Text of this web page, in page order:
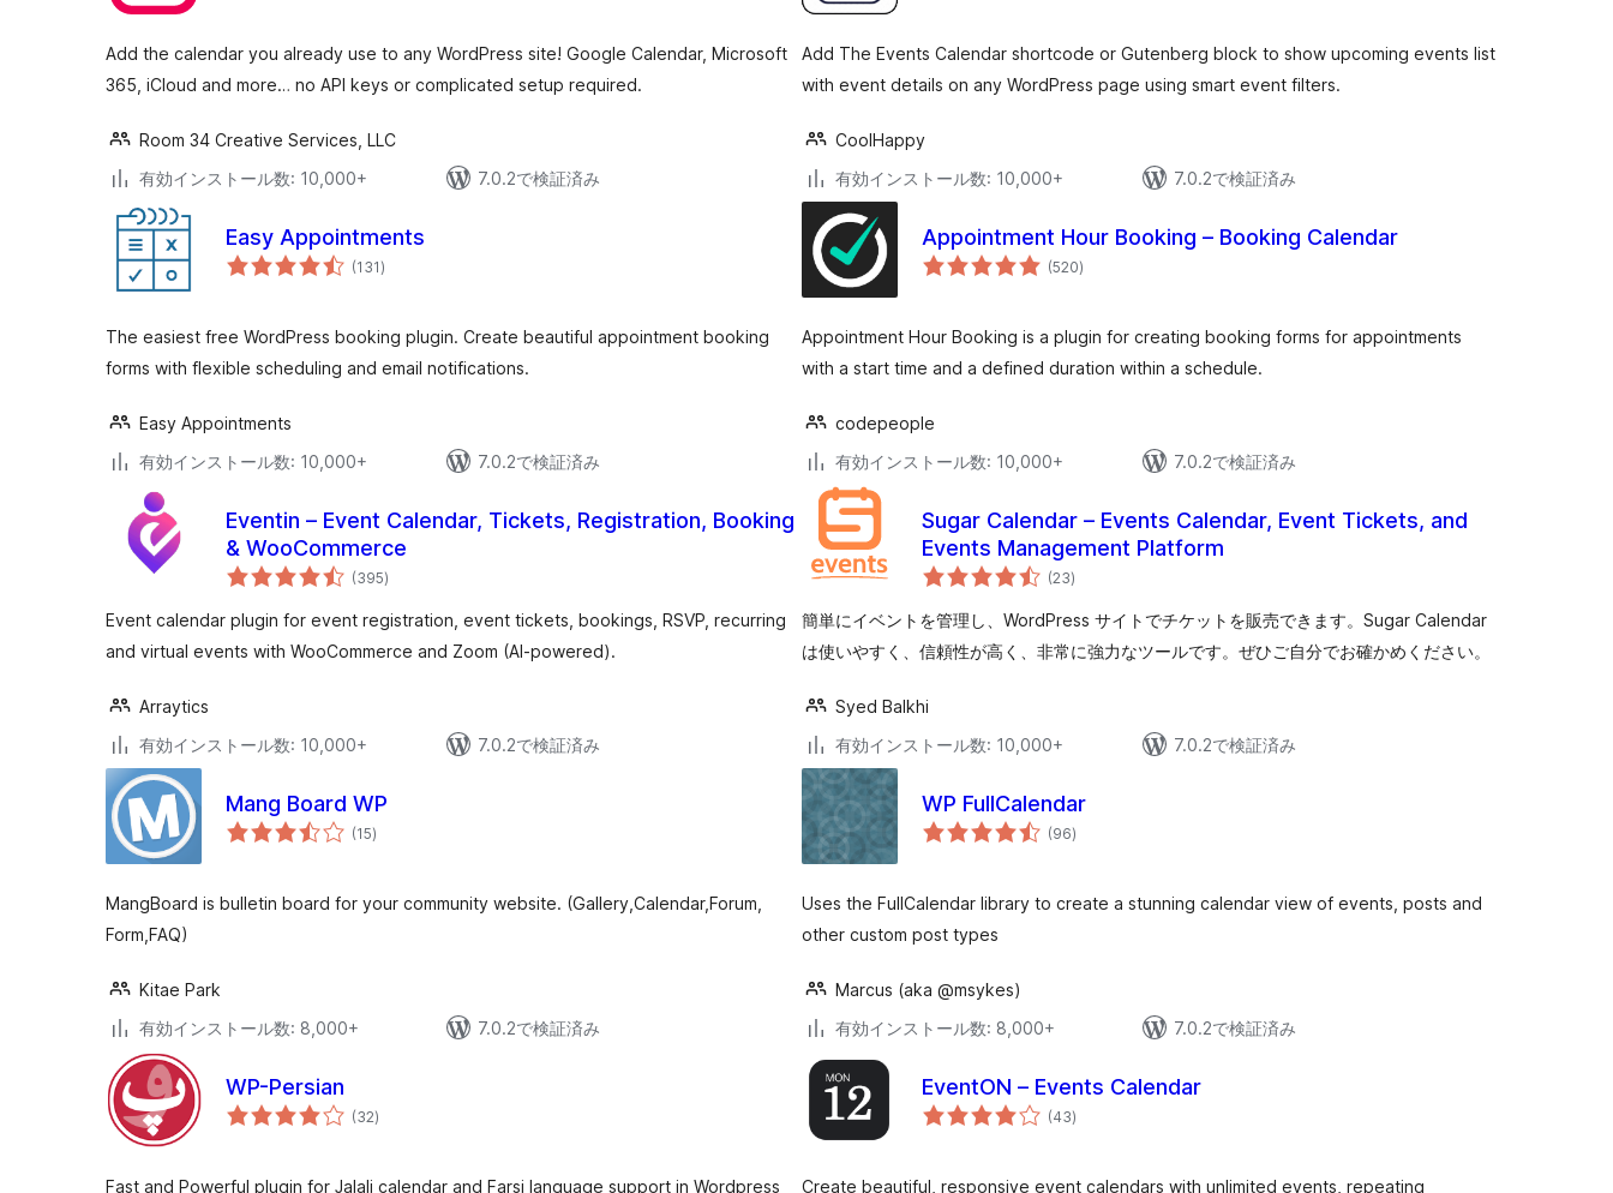
Add the calendar you already use to any WordPress site! Google Calendar, Microsoft
365, iCloud and more… no API keys or complicated setup required.
Room 34 Creative Services, LLC
有効インストール数: 10,000+
7.0.2で検証済み
Add The Events Calendar shortcode or Gutenberg block to show upcoming events list
with event details on any WordPress page using smart event filters.
CoolHappy
有効インストール数: 10,000+
7.0.2で検証済み
Easy Appointments
(131個
の)
The easiest free WordPress booking plugin. Create beautiful appointment booking
forms with flexible scheduling and email notifications.
Easy Appointments
有効インストール数: 10,000+
7.0.2で検証済み
Appointment Hour Booking – Booking Calendar
(520個
の)
Appointment Hour Booking is a plugin for creating booking forms for appointments
with a start time and a defined duration within a schedule.
codepeople
有効インストール数: 10,000+
7.0.2で検証済み
Eventin – Event Calendar, Tickets, Registration, Booking
& WooCommerce
(395個
の
価
)
Event calendar plugin for event registration, event tickets, bookings, RSVP, recurring
and virtual events with WooCommerce and Zoom (AI-powered).
Arraytics
有効インストール数: 10,000+
7.0.2で検証済み
Sugar Calendar – Events Calendar, Event Tickets, and
Events Management Platform
(23個
の
価
)
簡単にイベントを管理し、WordPress サイトでチケットを販売できます。Sugar Calendar
は使いやすく、信頼性が高く、非常に強力なツールです。ぜひご自分でお確かめください。
Syed Balkhi
有効インストール数: 10,000+
7.0.2で検証済み
Mang Board WP
(15個
の)
MangBoard is bulletin board for your community website. (Gallery,Calendar,Forum,
Form,FAQ)
Kitae Park
有効インストール数: 8,000+
7.0.2で検証済み
WP FullCalendar
(96個
の)
Uses the FullCalendar library to create a stunning calendar view of events, posts and
other custom post types
Marcus (aka @msykes)
有効インストール数: 8,000+
7.0.2で検証済み
WP-Persian
(32個
の)
Fast and Powerful plugin for Jalali calendar and Farsi language support in Wordpress
EventON – Events Calendar
(43個
の)
Create beautiful, responsive event calendars with unlimited events, repeating